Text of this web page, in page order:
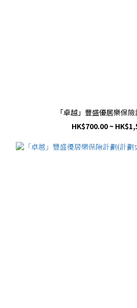
「卓越」豐盛優居樂保
HK$700.00 ~